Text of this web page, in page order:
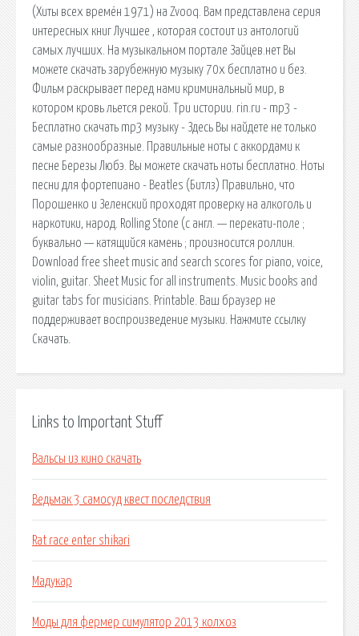
(Хиты всех времён 1971) на Zvooq. Вам представлена серия
интересных книг Лучшее , которая состоит из антологий
самых лучших. На музыкальном портале Зайцев.нет Вы
можете скачать зарубежную музыку 70х бесплатно и без.
Фильм раскрывает перед нами криминальный мир, в
котором кровь льется рекой. Три истории. rin.ru - mp3 -
Бесплатно скачать mp3 музыку - Здесь Вы найдете не только
самые разнообразные. Правильные ноты с аккордами к
песне Березы Любэ. Вы можете скачать ноты бесплатно. Ноты
песни для фортепиано - Beatles (Битлз) Правильно, что
Порошенко и Зеленский проходят проверку на алкоголь и
наркотики, народ. Rolling Stone (с англ. — перекати-поле ;
буквально — катящийся камень ; произносится роллин.
Download free sheet music and search scores for piano, voice,
violin, guitar. Sheet Music for all instruments. Music books and
guitar tabs for musicians. Printable. Ваш браузер не
поддерживает воспроизведение музыки. Нажмите ссылку
Скачать.
Links to Important Stuff
Вальсы из кино скачать
Ведьмак 3 самосуд квест последствия
Rat race enter shikari
Мадукар
Моды для фермер симулятор 2013 колхоз